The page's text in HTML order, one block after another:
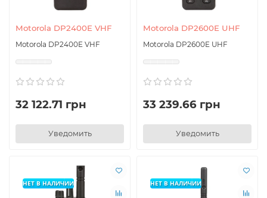
Motorola DP2400E VHF
Motorola DP2400E VHF
32 122.71 грн
Уведомить
Motorola DP2600E UHF
Motorola DP2600E UHF
33 239.66 грн
Уведомить
НЕТ В НАЛИЧИИ НЕТ В НАЛИЧИИ